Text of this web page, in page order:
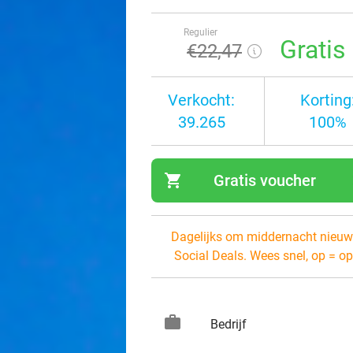
Regulier
€22,47 Gratis
Verkocht:
39.265
100%
shopping_cart Gratis voucher
Dagelijks om middernacht
Social Deals. Wees snel, op =
work Bedrijf